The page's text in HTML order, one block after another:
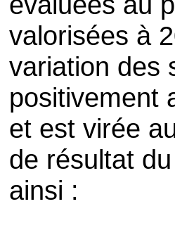
valorisées à
variation des
positivement
et est virée
de résultat
ainsi :